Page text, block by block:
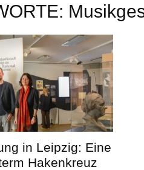
in Leipzig: Eine
Hakenkreuz